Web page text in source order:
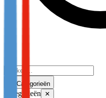
Categorieën
Categorieën ✕